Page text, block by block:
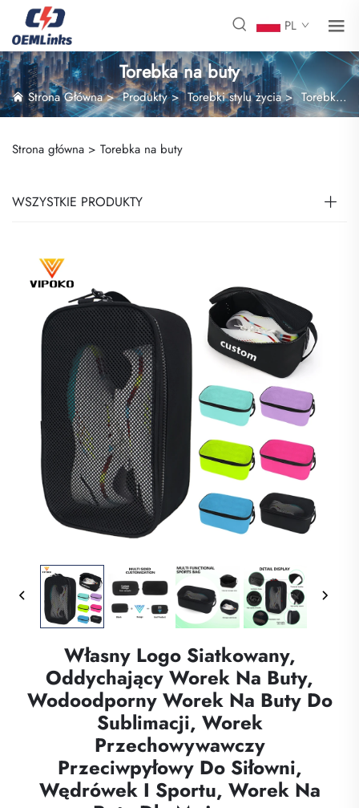
PL
Torebka na buty
Strona Główna>Produkty>Torebki stylu życia> Torebka na buty
Strona główna > Torebka na buty
WSZYSTKIE PRODUKTY
Własny Logo Siatkowany,
Oddychający Worek Na Buty,
Wodoodporny Worek Na Buty Do
Sublimacji, Worek
Przechowywawczy
Przeciwpyłowy Do Siłowni,
Wędrówek I Sportu, Worek Na